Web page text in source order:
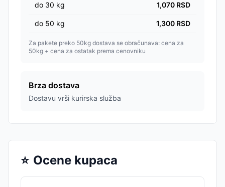
do 30 kg 1,070 RSD
do 50 kg 1,300 RSD
Za pakete preko 50kg dostava se obračunava: cena za
50kg + cena za ostatak prema cenovniku
Brza dostava
Dostavu vrši kurirska služba
⭐ Ocene kupaca